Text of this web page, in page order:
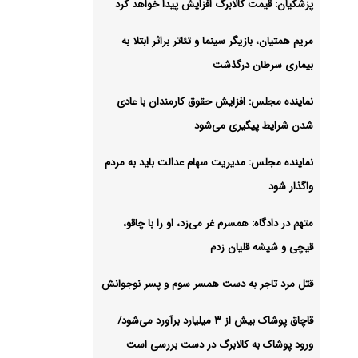
پزشکیان: قیمت کالابرگ افزایش پیدا خواهد کرد
مریم همتیان، بازیگر سینما و تئاتر براثر ابتلا به
بیماری سرطان درگذشت
نماینده مجلس: افزایش حقوق کارمندان با عادی
شدن شرایط پیگیری می‌شود
نماینده مجلس: مدیریت سهام عدالت باید به مردم
واگذار شود
متهم در دادگاه: همسرم غر می‌زد، او را با چاقو،
قیچی و شیشه قلیان زدم
قتل مرد تاجر به دست همسر سوم و پسر نوجوانش
قاچاق پوشاک بیش از ۳ میلیارد برآورد می‌شود/
ورود پوشاک به کالابرگ در دست بررسی است